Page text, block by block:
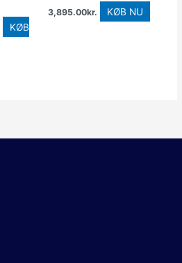
KØB
3,895.00kr. KØB NU